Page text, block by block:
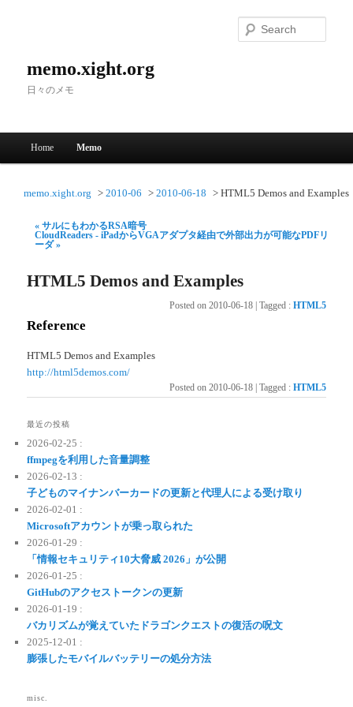
memo.xight.org
日々のメモ
Skip to primary content
Skip to secondary content
Home Memo
memo.xight.org 2010-06 2010-06-18 HTML5 Demos and Examples
« サルにもわかるRSA暗号
CloudReaders - iPadからVGAアダプタ経由で外部出力が可能なPDFリ
ーダ »
HTML5 Demos and Examples
Posted on 2010-06-18 Tagged : HTML5
Reference
HTML5 Demos and Examples
http://html5demos.com/
Posted on 2010-06-18 Tagged : HTML5
最近の投稿
2026-02-25 :
ffmpegを利用した音量調整
2026-02-13 :
子どものマイナンバーカードの更新と代理人による受け取り
2026-02-01 :
Microsoftアカウントが乗っ取られた
2026-01-29 :
「情報セキュリティ10大脅威 2026」が公開
2026-01-25 :
GitHubのアクセストークンの更新
2026-01-19 :
バカリズムが覚えていたドラゴンクエストの復活の呪文
2025-12-01 :
膨張したモバイルバッテリーの処分方法
misc.